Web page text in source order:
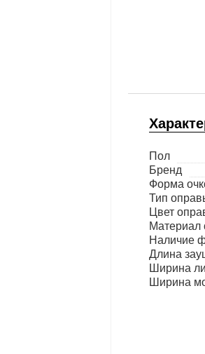
Пол
Бренд
Форма
Тип
Цвет
Материал
Наличие
Длина
Ширина
Ширина